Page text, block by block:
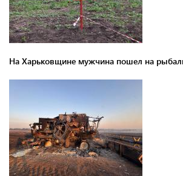
На Харьковщине мужчина пошел на